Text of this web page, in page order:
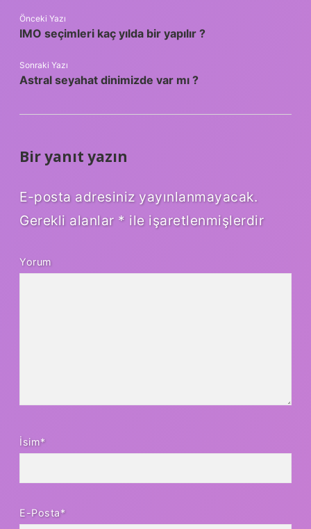
Önceki Yazı
IMO seçimleri kaç yılda bir yapılır ?
Sonraki Yazı
Astral seyahat dinimizde var mı ?
Bir yanıt yazın
E-posta adresiniz yayınlanmayacak.
Gerekli alanlar * ile işaretlenmişlerdir
Yorum
İsim*
E-Posta*